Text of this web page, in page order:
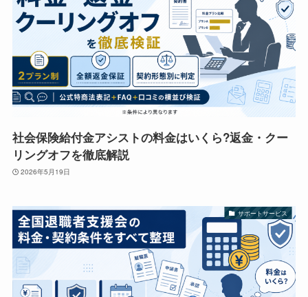
社会保険給付金アシストの料金はいくら?返金・クー
リングオフを徹底解説
2026年5月19日
サポートサービス